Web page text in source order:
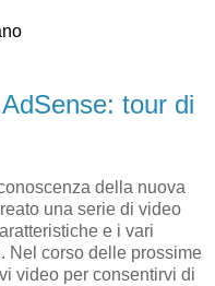
tour di
della nuova
una serie di video
e i vari
Nel corso delle prossime
video per consentirvi di